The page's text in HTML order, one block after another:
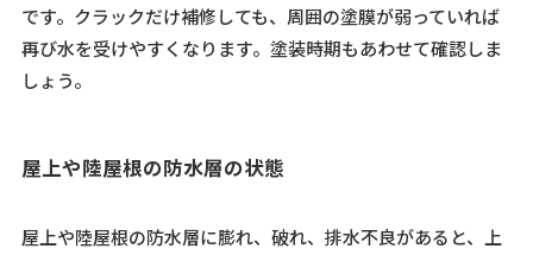
です。クラックだけ補修しても、周囲の塗膜が弱っていれば
再び水を受けやすくなります。塗装時期もあわせて確認しま
しょう。
屋上や陸屋根の防水層の状態
屋上や陸屋根の防水層に膨れ、破れ、排水不良があると、上